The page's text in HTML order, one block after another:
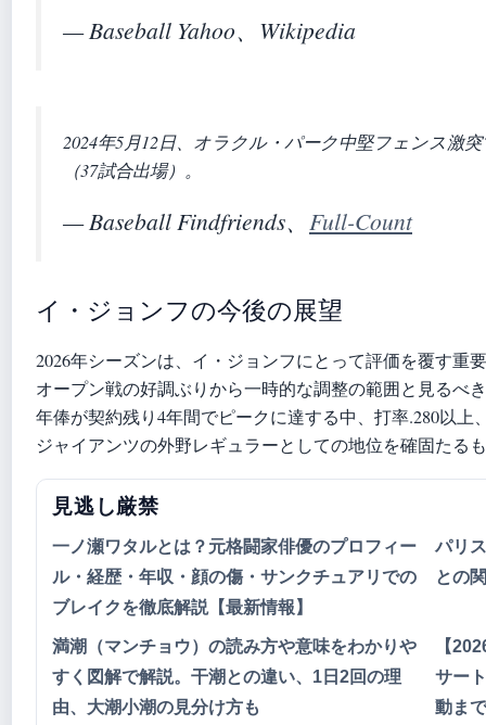
— Baseball Yahoo、Wikipedia
2024年5月12日、オラクル・パーク中堅フェンス激
（37試合出場）。
— Baseball Findfriends、 Full-Count
イ・ジョンフの今後の展望
2026年シーズンは、イ・ジョンフにとって評価を覆す重
オープン戦の好調ぶりから一時的な調整の範囲と見るべ
年俸が契約残り4年間でピークに達する中、打率.280以上
ジャイアンツの外野レギュラーとしての地位を確固たる
見逃し厳禁
一ノ瀬ワタルとは？元格闘家俳優のプロフィー
ル・経歴・年収・顔の傷・サンクチュアリでの
ブレイクを徹底解説【最新情報】
パリ
との
満潮（マンチョウ）の読み方や意味をわかりや
すく図解で解説。干潮との違い、1日2回の理
由、大潮小潮の見分け方も
【
サー
動ま